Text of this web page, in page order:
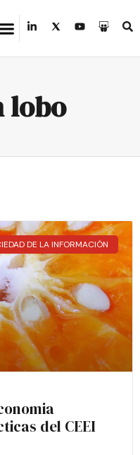
lobo
DE LA INFORMACIÓN
del CEEI